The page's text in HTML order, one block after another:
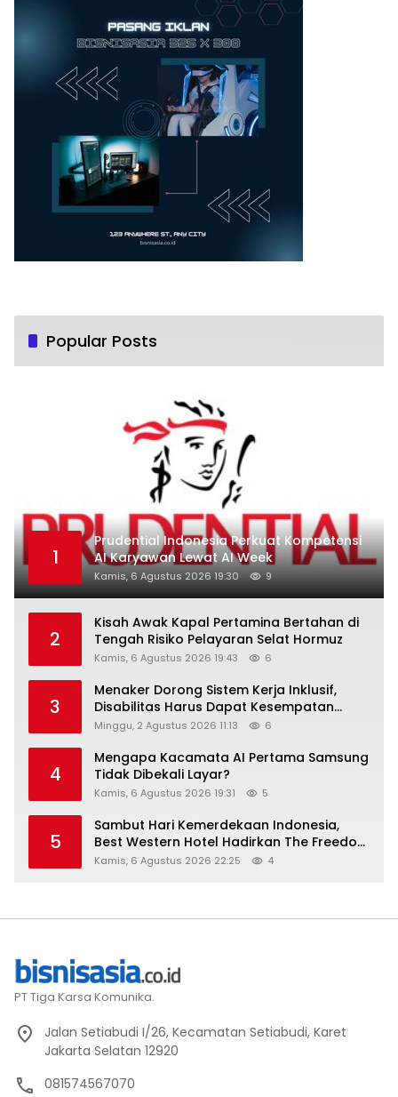
Popular Posts
1
Prudential Indonesia Perkuat Kompetensi
AI Karyawan Lewat AI Week
Kamis, 6 Agustus 2026 19:30 9
2
Kisah Awak Kapal Pertamina Bertahan di
Tengah Risiko Pelayaran Selat Hormuz
Kamis, 6 Agustus 2026 19:43 6
3
Menaker Dorong Sistem Kerja Inklusif,
Disabilitas Harus Dapat Kesempatan
Setara
Minggu, 2 Agustus 2026 11:13 6
4
Mengapa Kacamata AI Pertama Samsung
Tidak Dibekali Layar?
Kamis, 6 Agustus 2026 19:31 5
5
Sambut Hari Kemerdekaan Indonesia,
Best Western Hotel Hadirkan The Freedom
Stay Diskon Hingga 45%
Kamis, 6 Agustus 2026 22:25 4
PT Tiga Karsa Komunika.
Jalan Setiabudi I/26, Kecamatan Setiabudi, Karet
Jakarta Selatan 12920
081574567070